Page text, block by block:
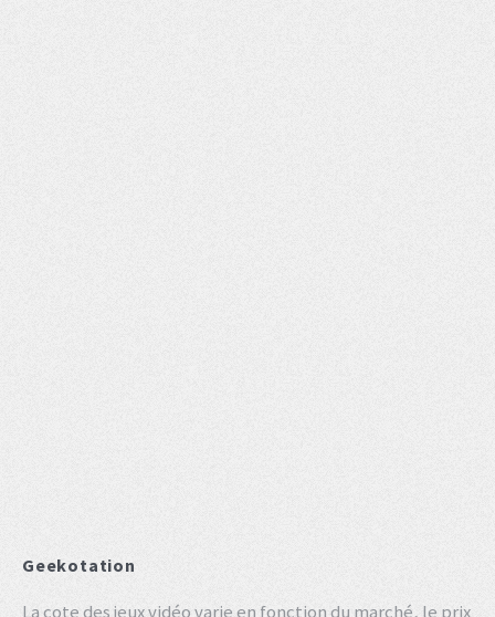
Geekotation
La cote des jeux vidéo varie en fonction du marché, le prix